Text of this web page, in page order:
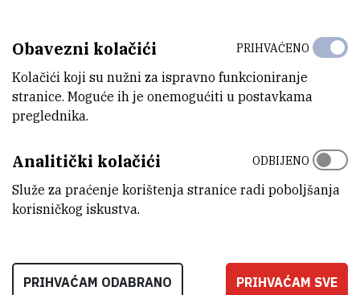
Simpoziju o Ruđeru Boškoviću.pdf
(764,6 kB)
Obavezni kolačići
Kolačići koji su nužni za ispravno funkcioniranje
stranice. Moguće ih je onemogućiti u postavkama
preglednika.
PRIHVAĆENO
Analitički kolačići
Služe za praćenje korištenja stranice radi poboljšanja
korisničkog iskustva.
ODBIJENO
PRIHVAĆAM ODABRANO PRIHVAĆAM SVE